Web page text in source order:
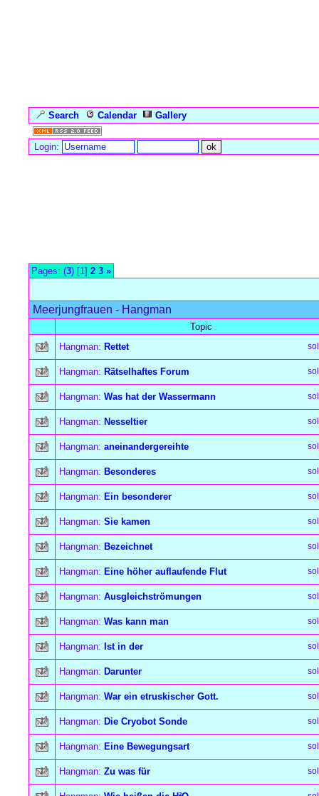
Search Calendar
Gallery
Login:
Pages: (3) [1] 2 3 »
Meerjungfrauen - Hangman
Topic
Hangman: Rettet
Hangman: Rätselhaftes Forum
Hangman: Was hat der Wassermann
Hangman: Nesseltier
Hangman: aneinandergereihte
Hangman: Besonderes
Hangman: Ein besonderer
Hangman: Sie kamen
Hangman: Bezeichnet
Hangman: Eine höher auflaufende Flut
Hangman: Ausgleichströmungen
Hangman: Was kann man
Hangman: Ist in der
Hangman: Darunter
Hangman: War ein etruskischer Gott.
Hangman: Die Cryobot Sonde
Hangman: Eine Bewegungsart
Hangman: Zu was für